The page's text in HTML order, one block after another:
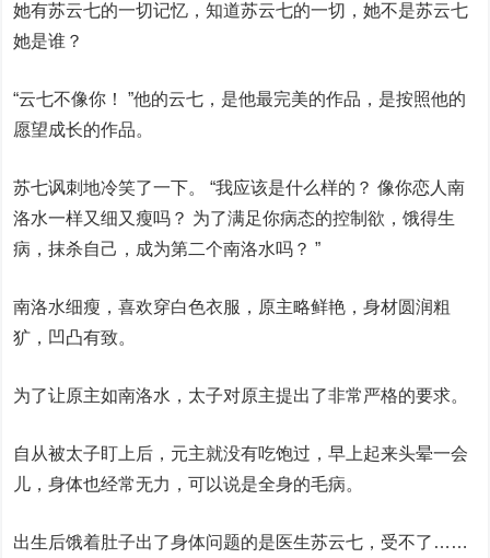
她有苏云七的一切记忆，知道苏云七的一切，她不是苏云七
她是谁？
“云七不像你！ ”他的云七，是他最完美的作品，是按照他的
愿望成长的作品。
苏七讽刺地冷笑了一下。 “我应该是什么样的？ 像你恋人南
洛水一样又细又瘦吗？ 为了满足你病态的控制欲，饿得生
病，抹杀自己，成为第二个南洛水吗？ ”
南洛水细瘦，喜欢穿白色衣服，原主略鲜艳，身材圆润粗
犷，凹凸有致。
为了让原主如南洛水，太子对原主提出了非常严格的要求。
自从被太子盯上后，元主就没有吃饱过，早上起来头晕一会
儿，身体也经常无力，可以说是全身的毛病。
出生后饿着肚子出了身体问题的是医生苏云七，受不了……